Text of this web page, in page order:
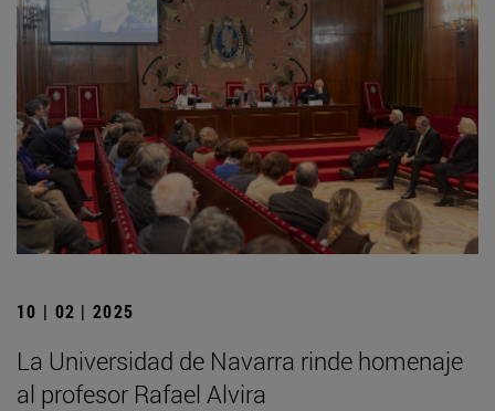
10 | 02 | 2025
La Universidad de Navarra rinde homenaje
al profesor Rafael Alvira